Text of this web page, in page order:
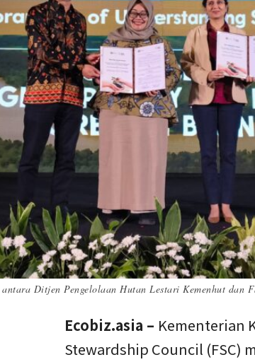
Ditjen Pengelolaan Hutan Lestari Kemenhut dan
Ecobiz.asia – Kementerian
Stewardship Council (FSC)